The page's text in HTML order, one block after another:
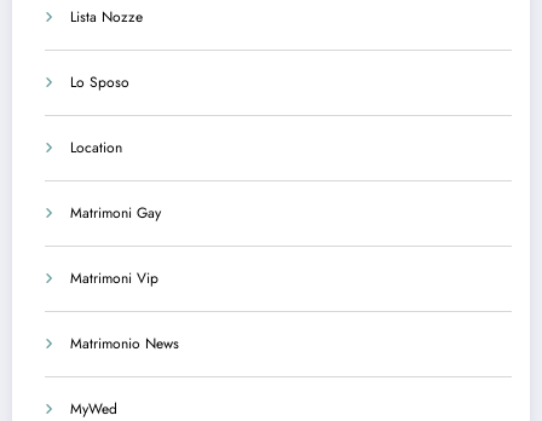
Lista Nozze
Lo Sposo
Location
Matrimoni Gay
Matrimoni Vip
Matrimonio News
MyWed